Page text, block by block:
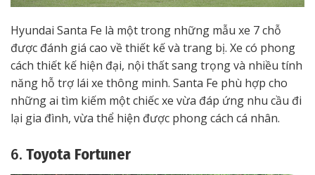
Hyundai Santa Fe là một trong những mẫu xe 7 chỗ
được đánh giá cao về thiết kế và trang bị. Xe có phong
cách thiết kế hiện đại, nội thất sang trọng và nhiều tính
năng hỗ trợ lái xe thông minh. Santa Fe phù hợp cho
những ai tìm kiếm một chiếc xe vừa đáp ứng nhu cầu đi
lại gia đình, vừa thể hiện được phong cách cá nhân.
6. Toyota Fortuner